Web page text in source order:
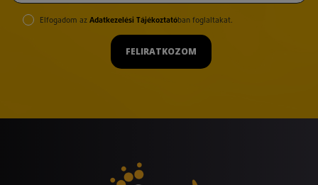
Elfogadom az Adatkezelési Tájékoztatóban foglaltakat.
FELIRATKOZOM